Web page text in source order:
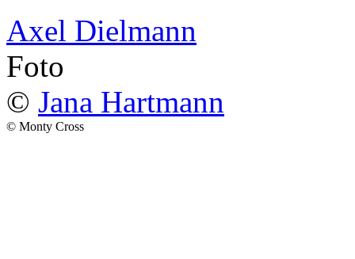
Axel Dielmann
Foto
© Jana Hartmann
© Monty Cross